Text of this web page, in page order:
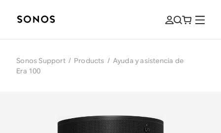
Sonos Support / Products / Ayuda y asistencia de
Era 100